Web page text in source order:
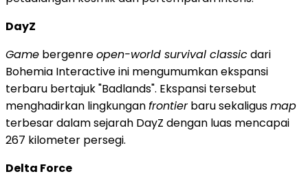
DayZ
Game bergenreopen-world survival classicdari
Bohemia Interactive ini mengumumkan ekspansi
terbaru bertajuk "Badlands". Ekspansi tersebut
menghadirkan lingkunganfrontierbaru sekaligusmap
terbesar dalam sejarah DayZ dengan luas mencapai
267 kilometer persegi.
Delta Force